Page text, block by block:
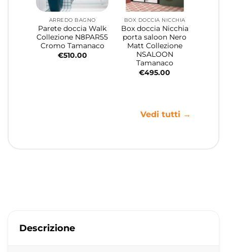
ARREDO BAGNO
Parete doccia Walk
Collezione N8PAR55
Cromo Tamanaco
€510.00
BOX DOCCIA NICCHIA
Box doccia Nicchia
porta saloon Nero
Matt Collezione
NSALOON
Tamanaco
€495.00
Vedi tutti →
Descrizione